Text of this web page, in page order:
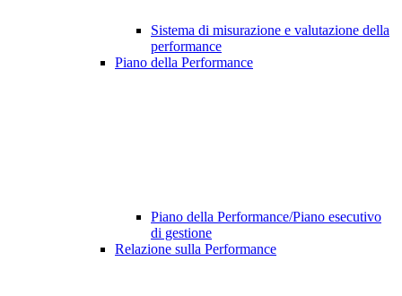
Sistema di misurazione e valutazione della
performance
Piano della Performance
Piano della Performance/Piano esecutivo
di gestione
Relazione sulla Performance